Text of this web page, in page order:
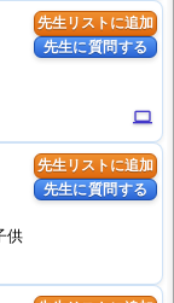
先生リストに追加
先生に質問する
computer
先生リストに追加
先生に質問する
供